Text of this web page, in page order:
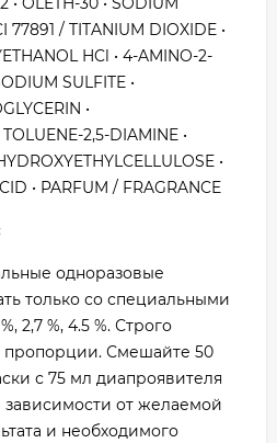
77891 / TITANIUM DIOXIDE •
HCl • 4-AMINO-2-
SULFITE •
•
2,5-DIAMINE •
•
• PARFUM / FRAGRANCE
одноразовые
только со специальными
2,7 %, 4.5 %. Строго
пропорции. Смешайте 50
с 75 мл диапроявителя
зависимости от желаемой
и необходимого